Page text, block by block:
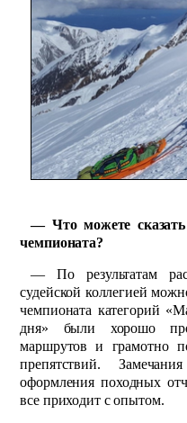
— Что можете сказать
чемпионата?
— По результатам
судейской коллегией
чемпио­ната категорий
дня» были хорошо
маршрутов и грамотно
препятствий.
оформления походных
все приходит с опытом.